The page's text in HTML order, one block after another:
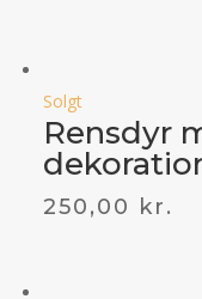
Solgt
Rensdyr
250,00 kr.